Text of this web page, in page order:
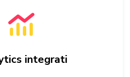
integrati